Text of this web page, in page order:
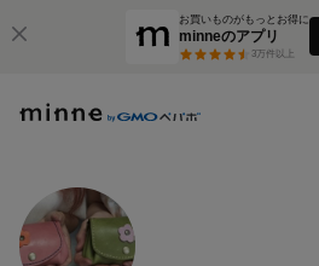
お買いものがもっとお得に
minneのアプリ
3万件以上